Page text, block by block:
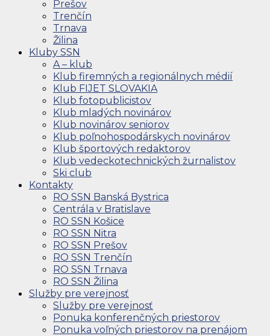
Prešov
Trenčín
Trnava
Žilina
Kluby SSN
A – klub
Klub firemných a regionálnych médií
Klub FIJET SLOVAKIA
Klub fotopublicistov
Klub mladých novinárov
Klub novinárov seniorov
Klub poľnohospodárskych novinárov
Klub športových redaktorov
Klub vedeckotechnických žurnalistov
Ski club
Kontakty
RO SSN Banská Bystrica
Centrála v Bratislave
RO SSN Košice
RO SSN Nitra
RO SSN Prešov
RO SSN Trenčín
RO SSN Trnava
RO SSN Žilina
Služby pre verejnosť
Služby pre verejnosť
Ponuka konferenčných priestorov
Ponuka voľných priestorov na prenájom